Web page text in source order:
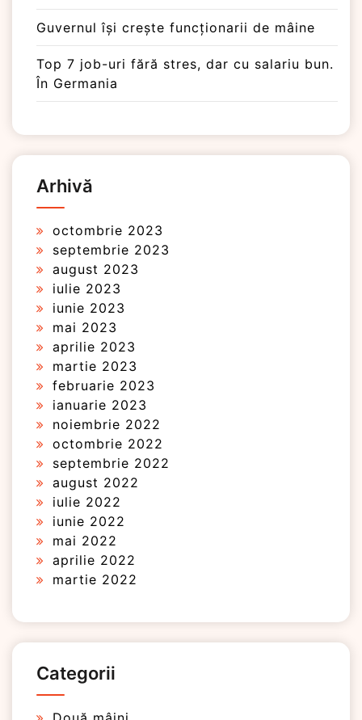
Guvernul își crește funcționarii de mâine
Top 7 job-uri fără stres, dar cu salariu bun.
În Germania
Arhivă
octombrie 2023
septembrie 2023
august 2023
iulie 2023
iunie 2023
mai 2023
aprilie 2023
martie 2023
februarie 2023
ianuarie 2023
noiembrie 2022
octombrie 2022
septembrie 2022
august 2022
iulie 2022
iunie 2022
mai 2022
aprilie 2022
martie 2022
Categorii